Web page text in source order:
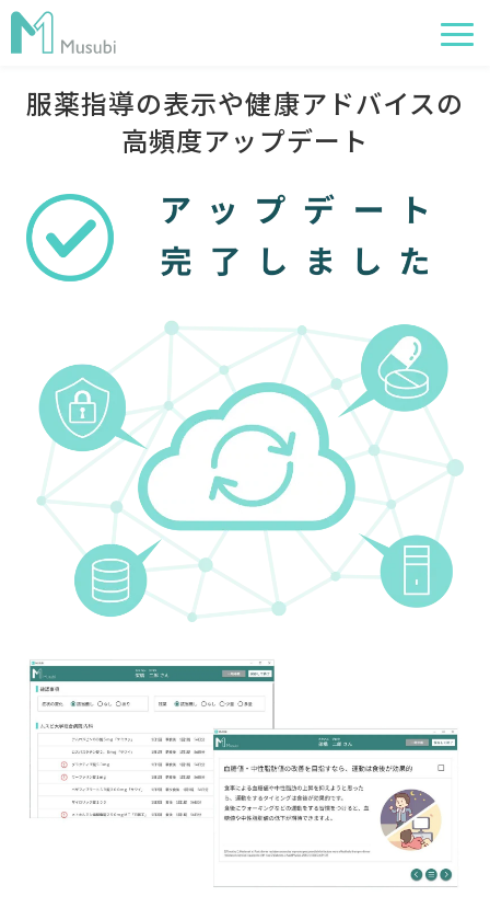
電子薬歴
服薬フォロー
経営管理
AI在庫管理
お役立ち情報
イベント
服薬指導の表示や健康アドバイスの
高頻度アップデート